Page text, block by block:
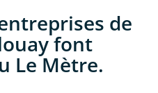
de
font
Le Mètre.